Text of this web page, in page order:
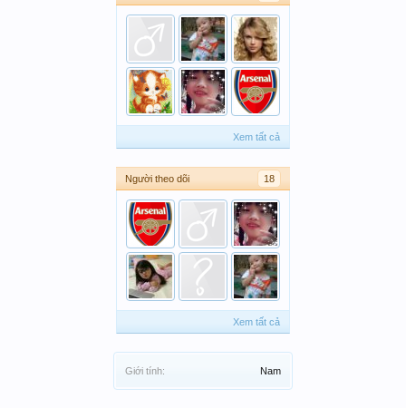
Xem tất cả
Người theo dõi 18
Xem tất cả
Giới tính: Nam